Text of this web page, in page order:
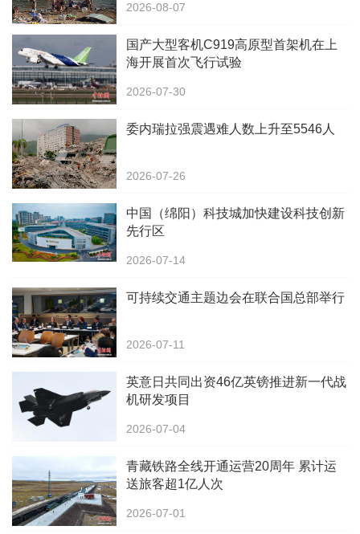
2026-08-07
国产大型客机C919高原型首架机在上
海开展首次飞行试验
2026-07-30
委内瑞拉强震遇难人数上升至5546人
2026-07-26
中国（绵阳）科技城加快建设科技创新
先行区
2026-07-14
可持续交通主题边会在联合国总部举行
2026-07-11
英意日共同出资46亿英镑推进新一代战
机研发项目
2026-07-04
青藏铁路全线开通运营20周年 累计运
送旅客超1亿人次
2026-07-01